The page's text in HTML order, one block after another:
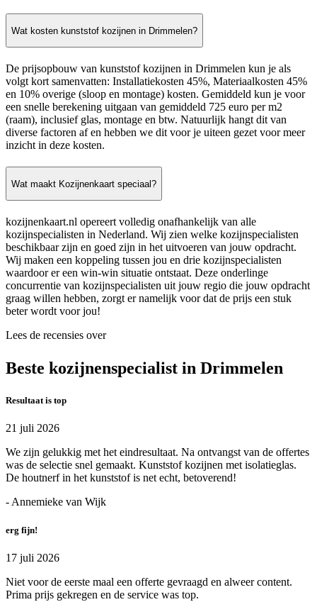
Wat kosten kunststof kozijnen in Drimmelen?
De prijsopbouw van kunststof kozijnen in Drimmelen kun je als
volgt kort samenvatten: Installatiekosten 45%, Materiaalkosten 45%
en 10% overige (sloop en montage) kosten. Gemiddeld kun je voor
een snelle berekening uitgaan van gemiddeld 725 euro per m2
(raam), inclusief glas, montage en btw. Natuurlijk hangt dit van
diverse factoren af en hebben we dit voor je uiteen gezet voor meer
inzicht in deze kosten.
Wat maakt Kozijnenkaart speciaal?
kozijnenkaart.nl opereert volledig onafhankelijk van alle
kozijnspecialisten in Nederland. Wij zien welke kozijnspecialisten
beschikbaar zijn en goed zijn in het uitvoeren van jouw opdracht.
Wij maken een koppeling tussen jou en drie kozijnspecialisten
waardoor er een win-win situatie ontstaat. Deze onderlinge
concurrentie van kozijnspecialisten uit jouw regio die jouw opdracht
graag willen hebben, zorgt er namelijk voor dat de prijs een stuk
beter wordt voor jou!
Lees de recensies over
Beste kozijnenspecialist in Drimmelen
Resultaat is top
21 juli 2026
We zijn gelukkig met het eindresultaat. Na ontvangst van de offertes
was de selectie snel gemaakt. Kunststof kozijnen met isolatieglas.
De houtnerf in het kunststof is net echt, betoverend!
- Annemieke van Wijk
erg fijn!
17 juli 2026
Niet voor de eerste maal een offerte gevraagd en alweer content.
Prima prijs gekregen en de service was top.